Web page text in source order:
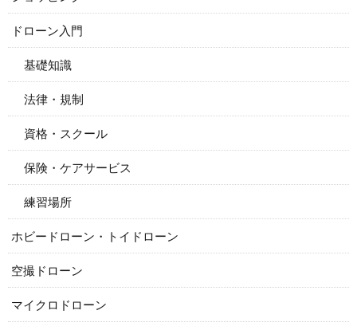
ドローン入門
基礎知識
法律・規制
資格・スクール
保険・ケアサービス
練習場所
ホビードローン・トイドローン
空撮ドローン
マイクロドローン